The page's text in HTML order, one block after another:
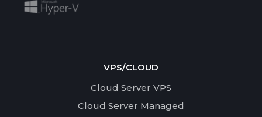
VPS/CLOUD
Cloud Server VPS
Cloud Server Managed